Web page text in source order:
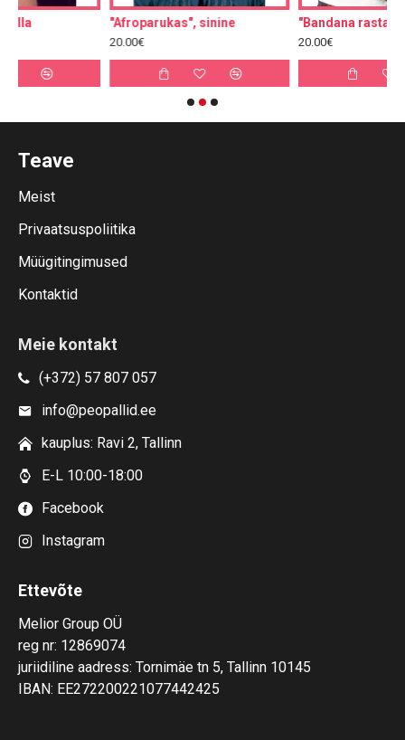
"Afroparukas", sinine "Bandana rastapatsidega"
Teave
Meist
Privaatsuspoliitika
Müügitingimused
Kontaktid
Meie kontakt
(+372) 57 807 057
info@peopallid.ee
kauplus: Ravi 2, Tallinn
E-L 10:00-18:00
Facebook
Instagram
Ettevõte
Melior Group OÜ
reg nr: 12869074
juriidiline aadress: Tornimäe tn 5, Tallinn 10145
IBAN: EE272200221077442425